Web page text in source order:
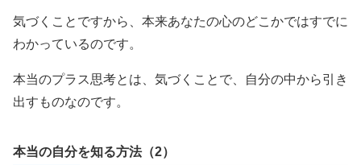
気づくことですから、本来あなたの心のどこかではすでに
わかっているのです。
本当のプラス思考とは、気づくことで、自分の中から引き
出すものなのです。
本当の自分を知る方法（2）